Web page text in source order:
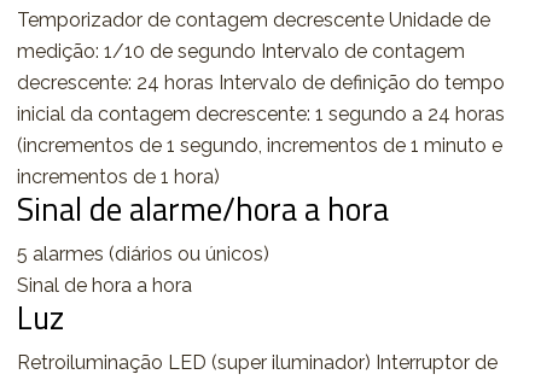
Temporizador de contagem decrescente Unidade de
medição: 1/10 de segundo Intervalo de contagem
decrescente: 24 horas Intervalo de definição do tempo
inicial da contagem decrescente: 1 segundo a 24 horas
(incrementos de 1 segundo, incrementos de 1 minuto e
incrementos de 1 hora)
Sinal de alarme/hora a hora
5 alarmes (diários ou únicos)
Sinal de hora a hora
Luz
Retroiluminação LED (super iluminador) Interruptor de